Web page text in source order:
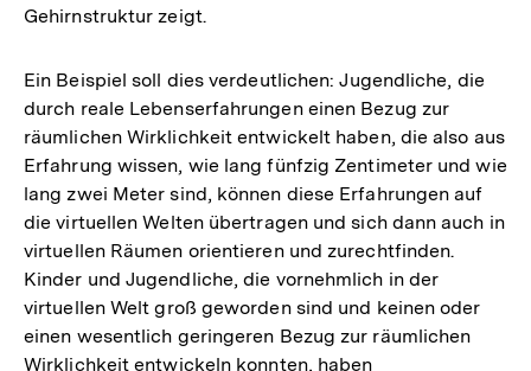
Gehirnstruktur zeigt.
Ein Beispiel soll dies verdeutlichen: Jugendliche, die
durch reale Lebenserfahrungen einen Bezug zur
räumlichen Wirklichkeit entwickelt haben, die also aus
Erfahrung wissen, wie lang fünfzig Zentimeter und wie
lang zwei Meter sind, können diese Erfahrungen auf
die virtuellen Welten übertragen und sich dann auch in
virtuellen Räumen orientieren und zurechtfinden.
Kinder und Jugendliche, die vornehmlich in der
virtuellen Welt groß geworden sind und keinen oder
einen wesentlich geringeren Bezug zur räumlichen
Wirklichkeit entwickeln konnten, haben